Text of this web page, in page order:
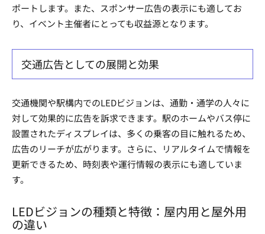
ポートします。また、スポンサー広告の表示にも適してお
り、イベント主催者にとっても収益源となります。
交通広告としての展開と効果
交通機関や駅構内でのLEDビジョンは、通勤・通学の人々に
対して効果的に広告を訴求できます。駅のホームやバス停に
設置されたディスプレイは、多くの乗客の目に触れるため、
広告のリーチが広がります。さらに、リアルタイムで情報を
更新できるため、時刻表や運行情報の表示にも適していま
す。
LEDビジョンの種類と特徴：屋内用と屋外用
の違い